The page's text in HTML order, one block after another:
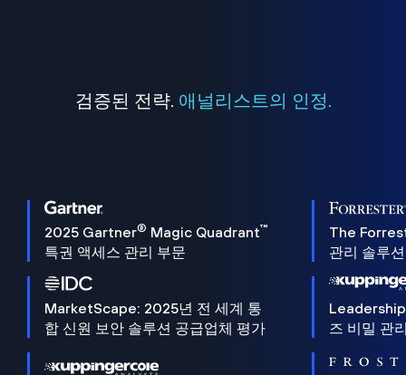
검증된 전략. 애널리스트의 인정.
2025 Gartner® Magic Quadrant™
특권 액세스 관리 부문
The
관리 솔루
MarketScape: 2025년 전 세계 통
합 신원 보안 솔루션 공급업체 평가
즈 비밀 관